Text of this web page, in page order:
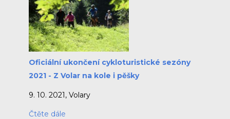
Oficiální ukončení cykloturistické sezóny
2021 - Z Volar na kole i pěšky
9. 10. 2021, Volary
Čtěte dále